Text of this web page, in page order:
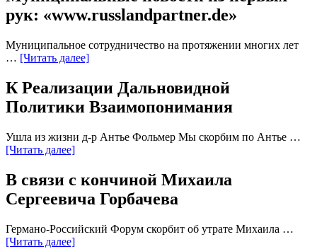
рук: «www.russlandpartner.de»
Муниципальное сотрудничество на протяжении многих лет
… [Читать далее]
К Реализации Дальновидной
Политики Взаимопонимания
Ушла из жизни д-р Антье Фольмер Мы скорбим по Антье …
[Читать далее]
В связи с кончиной Михаила
Сергеевича Горбачева
Германо-Российский Форум скорбит об утрате Михаила …
[Читать далее]